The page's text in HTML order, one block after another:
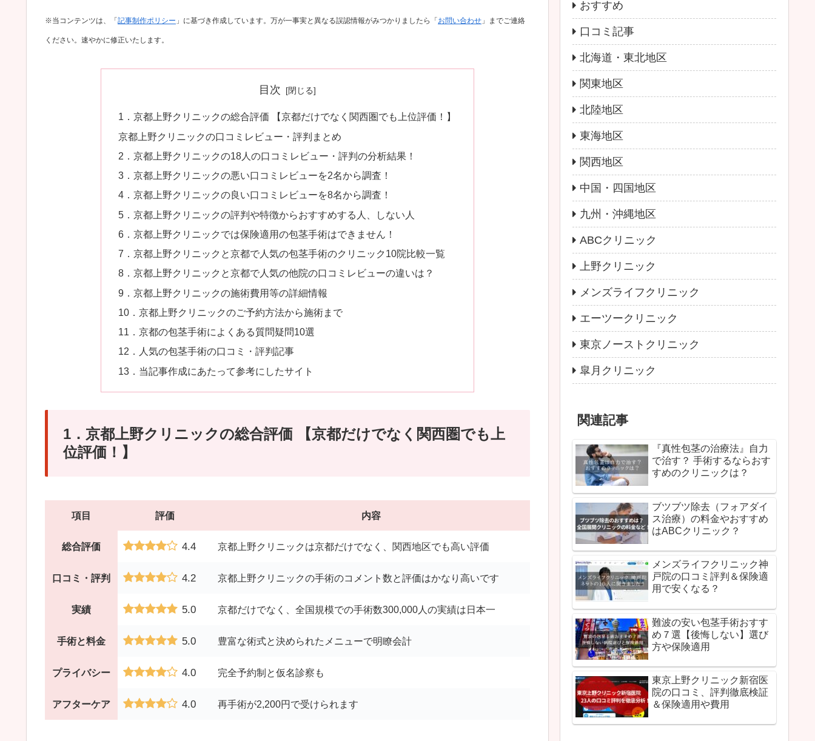
※当コンテンツは、「 記事制作ポリシー 」に基づき作成しています。万が一事実と異なる誤認情報がみつかりましたら「 お問い合わせ 」までご連絡
ください。速やかに修正いたします。
目次
1．京都上野クリニックの総合評価 【京都だけでなく関西圏でも上位評価！】
京都上野クリニックの口コミレビュー・評判まとめ
2．京都上野クリニックの18人の口コミレビュー・評判の分析結果！
3．京都上野クリニックの悪い口コミレビューを2名から調査！
4．京都上野クリニックの良い口コミレビューを8名から調査！
5．京都上野クリニックの評判や特徴からおすすめする人、しない人
6．京都上野クリニックでは保険適用の包茎手術はできません！
7．京都上野クリニックと京都で人気の包茎手術のクリニック10院比較一覧
8．京都上野クリニックと京都で人気の他院の口コミレビューの違いは？
9．京都上野クリニックの施術費用等の詳細情報
10．京都上野クリニックのご予約方法から施術まで
11．京都の包茎手術によくある質問疑問10選
12．人気の包茎手術の口コミ・評判記事
13．当記事作成にあたって参考にしたサイト
1．京都上野クリニックの総合評価 【京都だけでなく関西圏でも上
位評価！】
項目 評価 内容
総合評価 4.4 京都上野クリニックは京都だけでなく、関西地区でも高い評価
口コミ・評判 4.2 京都上野クリニックの手術のコメント数と評価はかなり高いです
実績 5.0 京都だけでなく、全国規模での手術数300,000人の実績は日本一
手術と料金 5.0 豊富な術式と決められたメニューで明瞭会計
プライバシー 4.0 完全予約制と仮名診察も
アフターケア 4.0 再手術が2,200円で受けられます
おすすめ
口コミ記事
北海道・東北地区
関東地区
北陸地区
東海地区
関西地区
中国・四国地区
九州・沖縄地区
ABCクリニック
上野クリニック
メンズライフクリニック
エーツークリニック
東京ノーストクリニック
皐月クリニック
関連記事
『真性包茎の治療法』自力
で治す？ 手術するならおす
すめのクリニックは？
ブツブツ除去（フォアダイ
ス治療）の料金やおすすめ
はABCクリニック？
メンズライフクリニック神
戸院の口コミ評判＆保険適
用で安くなる？
難波の安い包茎手術おすす
め７選【後悔しない】選び
方や保険適用
東京上野クリニック新宿医
院の口コミ、評判徹底検証
＆保険適用や費用